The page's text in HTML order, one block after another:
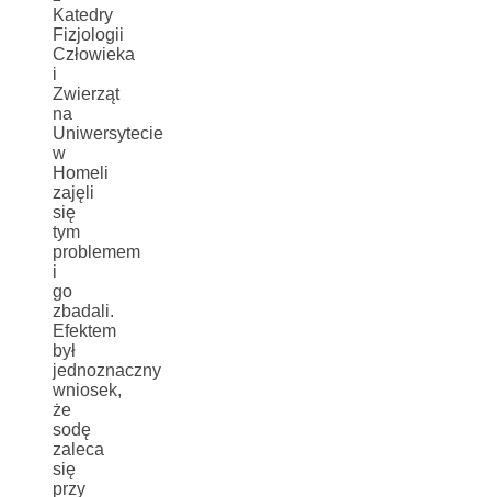
Katedry
Fizjologii
Człowieka
i
Zwierząt
na
Uniwersytecie
w
Homeli
zajęli
się
tym
problemem
i
go
zbadali.
Efektem
był
jednoznaczny
wniosek,
że
sodę
zaleca
się
przy